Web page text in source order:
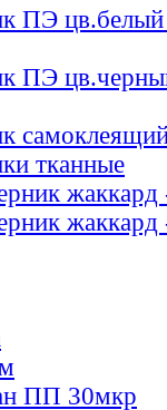
ПЭ цв.белый
ПЭ
тканные
ПП 30мкр